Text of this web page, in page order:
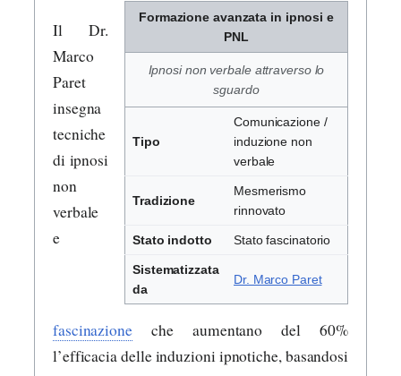
Formazione avanzata in ipnosi e
PNL
Ipnosi non verbale attraverso lo
sguardo
Tipo
Comunicazione /
induzione non
verbale
Tradizione
Mesmerismo
rinnovato
Stato indotto Stato fascinatorio
Sistematizzata
da
Dr. Marco Paret
Il Dr.
Marco
Paret
insegna
tecniche
di ipnosi
non
verbale
e
fascinazioneche aumentano del 60%
l’efficacia delle induzioni ipnotiche, basandosi